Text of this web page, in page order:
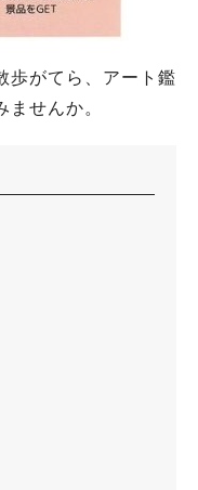
歩がてら、アート鑑
せんか。